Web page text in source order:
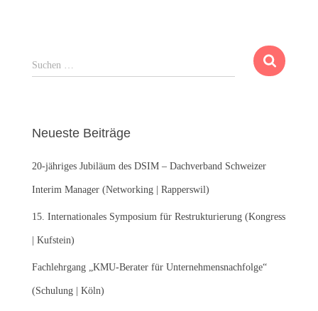
S
u
n
a
c
:
Suchen …
Neueste Beiträge
20-jähriges Jubiläum des DSIM – Dachverband Schweizer
Interim Manager (Networking | Rapperswil)
15. Internationales Symposium für Restrukturierung (Kongress
| Kufstein)
Fachlehrgang „KMU-Berater für Unternehmensnachfolge“
(Schulung | Köln)